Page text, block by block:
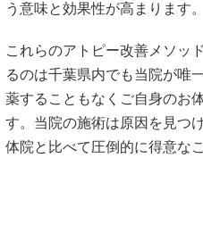
う意味と効果性が高まります。
これらのアトピー改善メソッ
るのは千葉県内でも当院が唯
薬することもなくご自身のお
す。当院の施術は原因を見つ
体院と比べて圧倒的に得意な